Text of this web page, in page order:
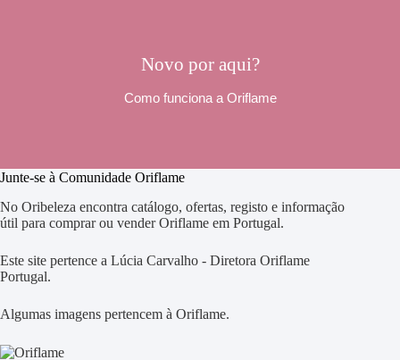
Novo por aqui?
Como funciona a Oriflame
Junte-se à Comunidade Oriflame
No Oribeleza encontra catálogo, ofertas, registo e informação
útil para comprar ou vender Oriflame em Portugal.
Este site pertence a Lúcia Carvalho - Diretora Oriflame
Portugal.
Algumas imagens pertencem à Oriflame.